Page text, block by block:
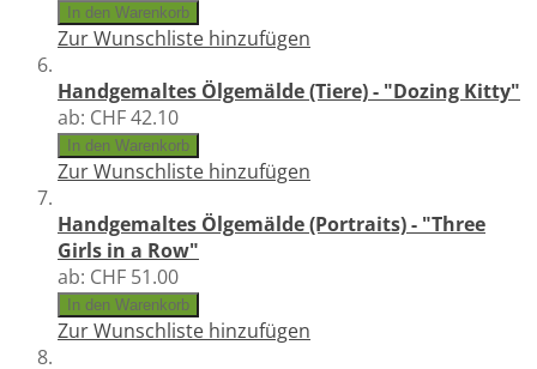
In den Warenkorb
Zur Wunschliste hinzufügen
Handgemaltes Ölgemälde (Tiere) - "Dozing Kitty"
ab: CHF 42.10
In den Warenkorb
Zur Wunschliste hinzufügen
Handgemaltes Ölgemälde (Portraits) - "Three
Girls in a Row"
ab: CHF 51.00
In den Warenkorb
Zur Wunschliste hinzufügen